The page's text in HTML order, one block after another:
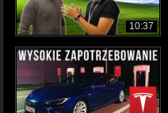
10:37